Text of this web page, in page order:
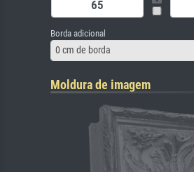
Borda adicional
0 cm de borda
Moldura de imagem